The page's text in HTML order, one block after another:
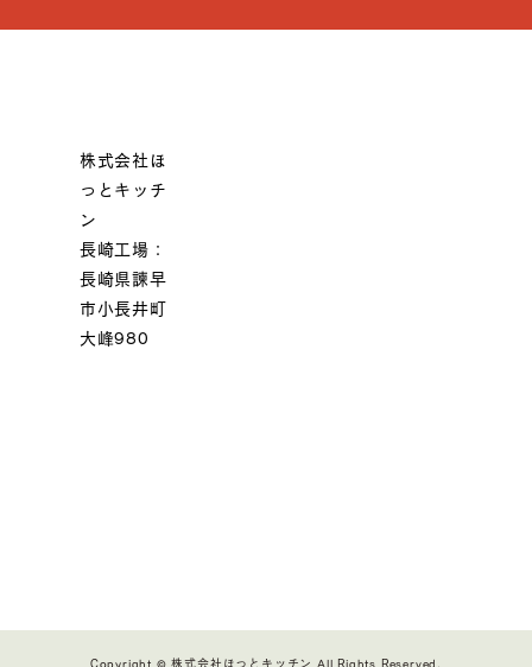
株式会社ほ
っとキッチ
ン
長崎工場：
長崎県諫早
市小長井町
大峰980
Copyright © 株式会社ほっとキッチン All Rights Reserved.